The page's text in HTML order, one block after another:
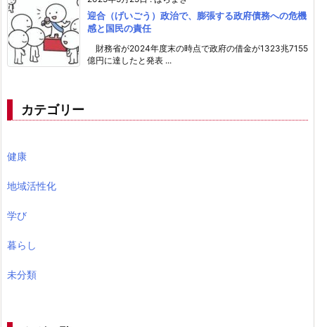
迎合（げいごう）政治で、膨張する政府債務への危機
感と国民の責任
財務省が2024年度末の時点で政府の借金が1323兆7155
億円に達したと発表 ...
カテゴリー
健康
地域活性化
学び
暮らし
未分類